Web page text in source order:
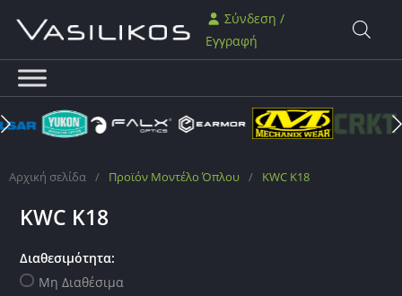
Σύνδεση /
Εγγραφή
Αρχική σελίδα / Προϊόν Μοντέλο Όπλου / KWC K18
KWC K18
Διαθεσιμότητα:
Μη Διαθέσιμα